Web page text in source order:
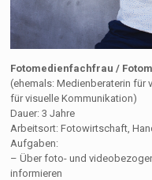
Fotomedienfachfrau /
(ehemals: Medienberaterin für
für visuelle Kommunikation)
Dauer: 3 Jahre
Arbeitsort: Fotowirtschaft,
Aufgaben:
– Über foto- und
informieren